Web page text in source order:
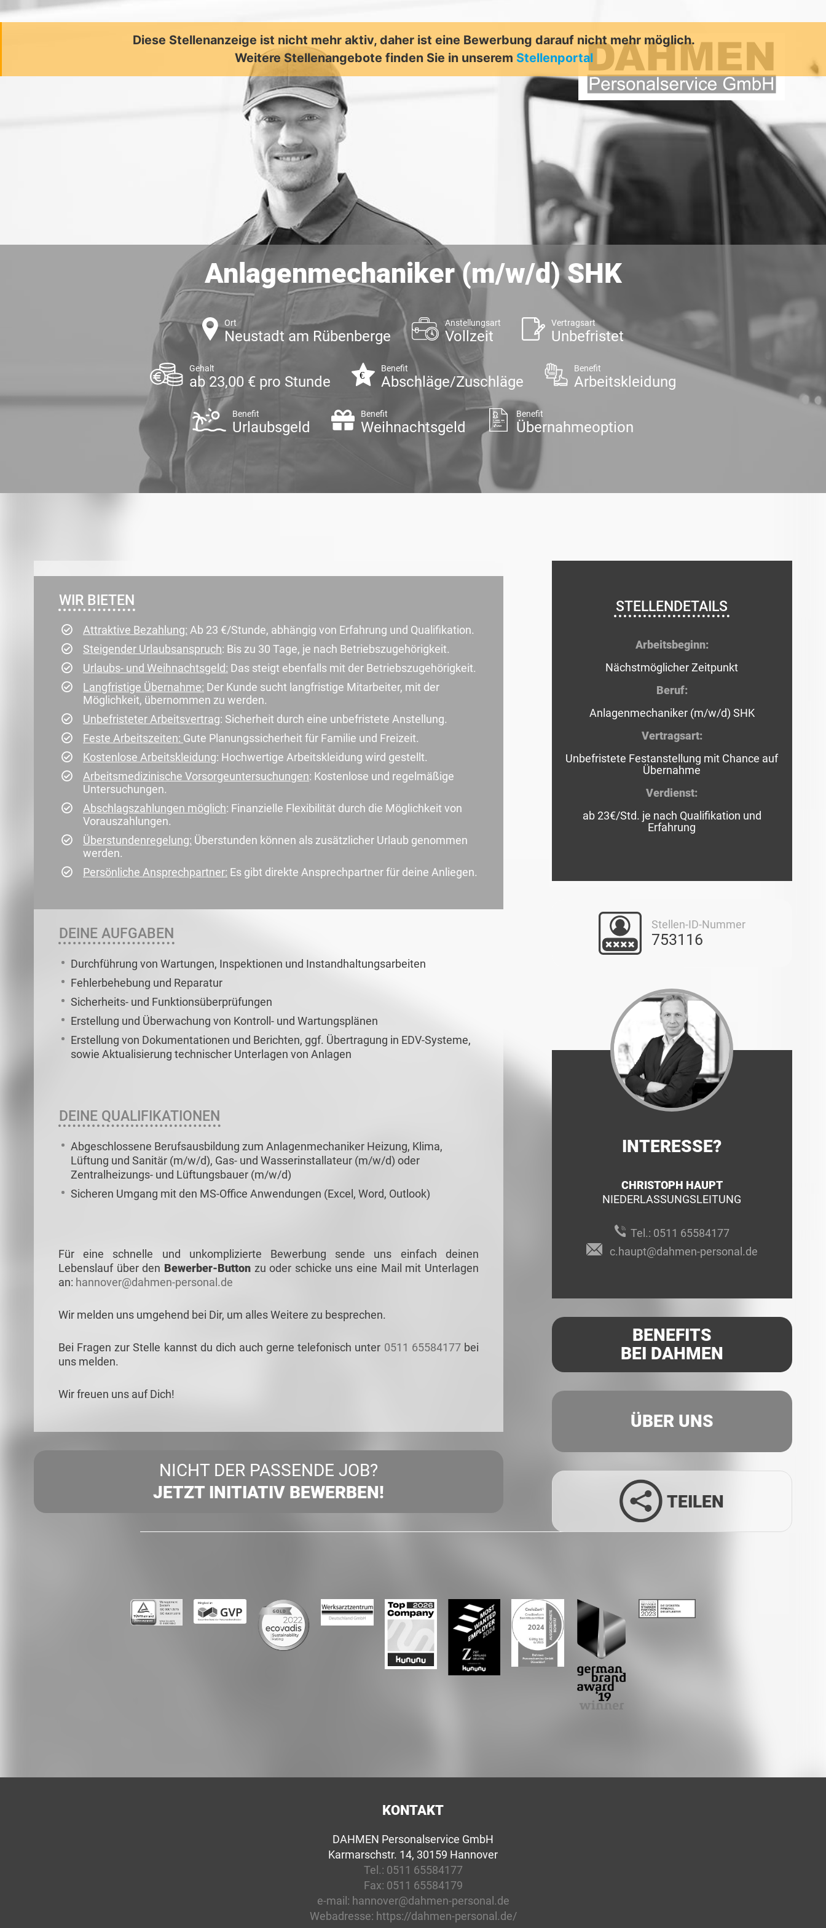
Diese Stellenanzeige ist nicht mehr aktiv, daher ist eine Bewerbung darauf nicht mehr möglich.
Weitere Stellenangebote finden Sie in unserem Stellenportal
Anlagenmechaniker (m/w/d) SHK
Ort
Neustadt am Rübenberge
Anstellungsart
Vollzeit
Vertragsart
Unbefristet
Gehalt
ab 23,00 € pro Stunde
Benefit
Abschläge/Zuschläge
Benefit
Arbeitskleidung
Benefit
Urlaubsgeld
Benefit
Weihnachtsgeld
Benefit
Übernahmeoption
WIR BIETEN
Attraktive Bezahlung: Ab 23 €/Stunde, abhängig von Erfahrung und Qualifikation.
Steigender Urlaubsanspruch: Bis zu 30 Tage, je nach Betriebszugehörigkeit.
Urlaubs- und Weihnachtsgeld: Das steigt ebenfalls mit der Betriebszugehörigkeit.
Langfristige Übernahme: Der Kunde sucht langfristige Mitarbeiter, mit der
Möglichkeit, übernommen zu werden.
Unbefristeter Arbeitsvertrag: Sicherheit durch eine unbefristete Anstellung.
Feste Arbeitszeiten: Gute Planungssicherheit für Familie und Freizeit.
Kostenlose Arbeitskleidung: Hochwertige Arbeitskleidung wird gestellt.
Arbeitsmedizinische Vorsorgeuntersuchungen: Kostenlose und regelmäßige
Untersuchungen.
Abschlagszahlungen möglich: Finanzielle Flexibilität durch die Möglichkeit von
Vorauszahlungen.
Überstundenregelung: Überstunden können als zusätzlicher Urlaub genommen
werden.
Persönliche Ansprechpartner: Es gibt direkte Ansprechpartner für deine Anliegen.
DEINE AUFGABEN
Durchführung von Wartungen, Inspektionen und Instandhaltungsarbeiten
Fehlerbehebung und Reparatur
Sicherheits- und Funktionsüberprüfungen
Erstellung und Überwachung von Kontroll- und Wartungsplänen
Erstellung von Dokumentationen und Berichten, ggf. Übertragung in EDV-Systeme,
sowie Aktualisierung technischer Unterlagen von Anlagen
DEINE QUALIFIKATIONEN
Abgeschlossene Berufsausbildung zum Anlagenmechaniker Heizung, Klima,
Lüftung und Sanitär (m/w/d), Gas- und Wasserinstallateur (m/w/d) oder
Zentralheizungs- und Lüftungsbauer (m/w/d)
Sicheren Umgang mit den MS-Office Anwendungen (Excel, Word, Outlook)
Für eine schnelle und unkomplizierte Bewerbung sende uns einfach deinen
Lebenslauf über den Bewerber-Buttonzu oder schicke uns eine Mail mit Unterlagen
an: hannover@dahmen-personal.de
Wir melden uns umgehend bei Dir, um alles Weitere zu besprechen.
Bei Fragen zur Stelle kannst du dich auch gerne telefonisch unter 0511 65584177bei
uns melden.
Wir freuen uns auf Dich!
NICHT DER PASSENDE JOB?
JETZT INITIATIV BEWERBEN!
STELLENDETAILS
Arbeitsbeginn:
Nächstmöglicher Zeitpunkt
Beruf:
Anlagenmechaniker (m/w/d) SHK
Vertragsart:
Unbefristete Festanstellung mit Chance auf
Übernahme
Verdienst:
ab 23€/Std. je nach Qualifikation und
Erfahrung
Stellen-ID-Nummer
753116
INTERESSE?
CHRISTOPH HAUPT
NIEDERLASSUNGSLEITUNG
Tel.: 0511 65584177
c.haupt@dahmen-personal.de
BENEFITS
BEI DAHMEN
ÜBER UNS
TEILEN
KONTAKT
DAHMEN Personalservice GmbH
Karmarschstr. 14, 30159 Hannover
Tel.: 0511 65584177
Fax: 0511 65584179
e-mail: hannover@dahmen-personal.de
Webadresse: https://dahmen-personal.de/